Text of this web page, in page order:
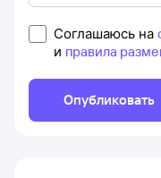
Соглашаюсь на
и правила
Опубликовать